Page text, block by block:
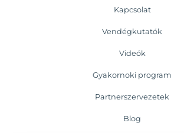
Kapcsolat
Vendégkutatók
Videók
Gyakornoki program
Partnerszervezetek
Blog